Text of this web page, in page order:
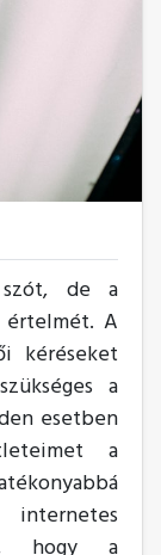
de a
értelmét. A
kéréseket
a
esetben
a
hogy a